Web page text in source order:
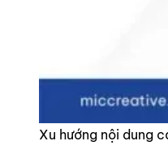
Xu hướng nội dung